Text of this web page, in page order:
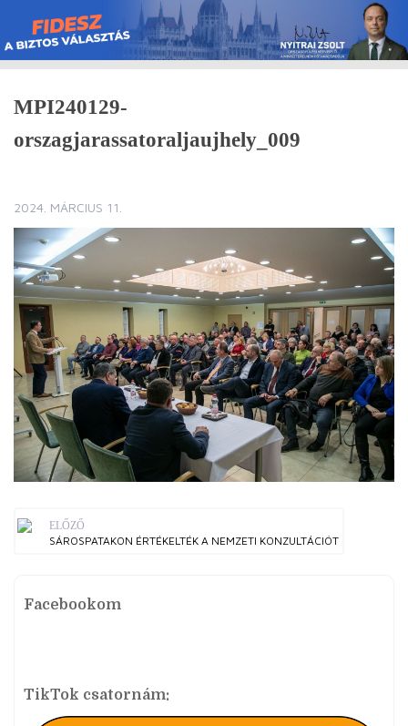
Skip
to
content
MPI240129-
orszagjarassatoraljaujhely_009
2024. MÁRCIUS 11.
ELŐZŐ
SÁROSPATAKON ÉRTÉKELTÉK A NEMZETI KONZULTÁCIÓT
Facebookom
TikTok csatornám: